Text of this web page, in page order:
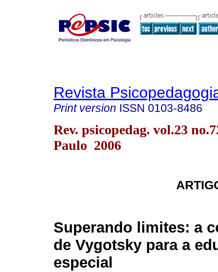
Revista
Print version ISSN 0103-8486
Rev. psicopedag. vol.23
Paulo 2006
Superando limites: a
de Vygotsky para a
especial